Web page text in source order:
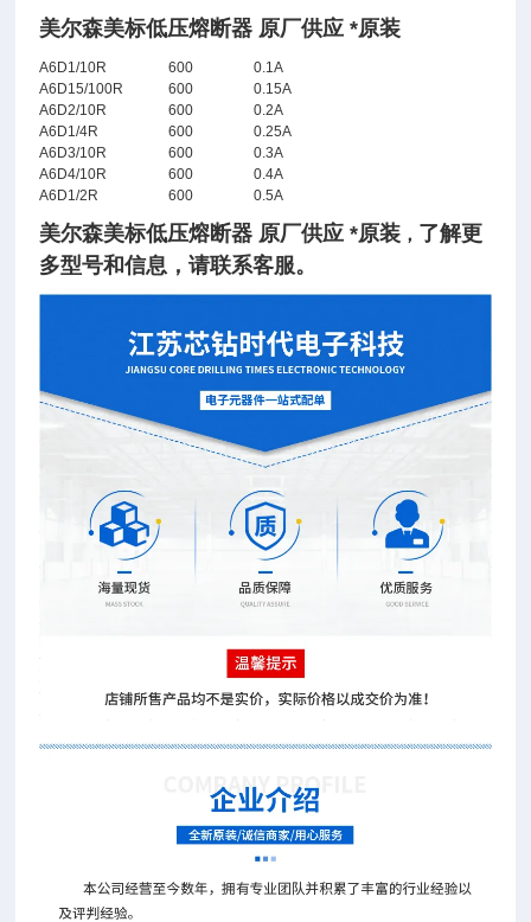
美尔森美标低压熔断器 原厂供应 *原装
A6D1/10R 600
0.1A
A6D15/100R
600
0.15A
A6D2/10R
600
0.2A
A6D1/4R
600
0.25A
A6D3/10R
600
0.3A
A6D4/10R
600
0.4A
A6D1/2R
600 0.5A
美尔森美标低压熔断器 原厂供应 *原装 ， 了解更
多型号和信息，请联系客服。